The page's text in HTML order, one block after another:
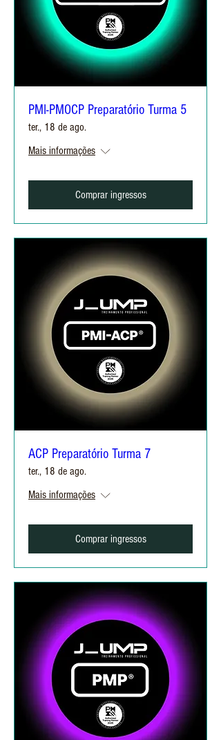
PMI-PMOCP Preparatório Turma 5
ter., 18 de ago.
Mais informações
Comprar ingressos
ACP Preparatório Turma 7
ter., 18 de ago.
Mais informações
Comprar ingressos